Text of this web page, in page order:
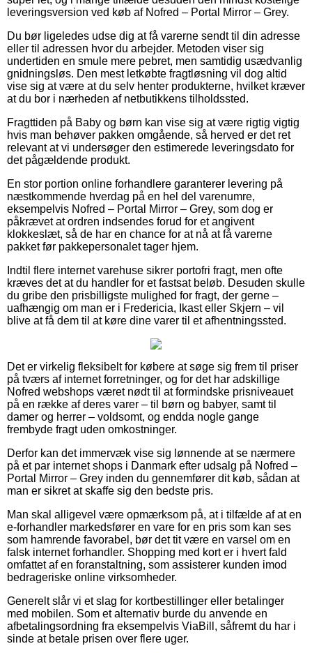
leveringsversion ved køb af Nofred – Portal Mirror – Grey.
Du bør ligeledes udse dig at få varerne sendt til din adresse
eller til adressen hvor du arbejder. Metoden viser sig
undertiden en smule mere pebret, men samtidig usædvanlig
gnidningsløs. Den mest letkøbte fragtløsning vil dog altid
vise sig at være at du selv henter produkterne, hvilket kræver
at du bor i nærheden af netbutikkens tilholdssted.
Fragttiden på Baby og børn kan vise sig at være rigtig vigtig
hvis man behøver pakken omgående, så herved er det ret
relevant at vi undersøger den estimerede leveringsdato for
det pågældende produkt.
En stor portion online forhandlere garanterer levering på
næstkommende hverdag på en hel del varenumre,
eksempelvis Nofred – Portal Mirror – Grey, som dog er
påkrævet at ordren indsendes forud for et angivent
klokkeslæt, så de har en chance for at nå at få varerne
pakket før pakkepersonalet tager hjem.
Indtil flere internet varehuse sikrer portofri fragt, men ofte
kræves det at du handler for et fastsat beløb. Desuden skulle
du gribe den prisbilligste mulighed for fragt, der gerne –
uafhængig om man er i Fredericia, Ikast eller Skjern – vil
blive at få dem til at køre dine varer til et afhentningssted.
Det er virkelig fleksibelt for købere at søge sig frem til priser
på tværs af internet forretninger, og for det har adskillige
Nofred webshops været nødt til at formindske prisniveauet
på en række af deres varer – til børn og babyer, samt til
damer og herrer – voldsomt, og endda nogle gange
frembyde fragt uden omkostninger.
Derfor kan det immervæk vise sig lønnende at se nærmere
på et par internet shops i Danmark efter udsalg på Nofred –
Portal Mirror – Grey inden du gennemfører dit køb, sådan at
man er sikret at skaffe sig den bedste pris.
Man skal alligevel være opmærksom på, at i tilfælde af at en
e-forhandler markedsfører en vare for en pris som kan ses
som hamrende favorabel, bør det tit være en varsel om en
falsk internet forhandler. Shopping med kort er i hvert fald
omfattet af en foranstaltning, som assisterer kunden imod
bedrageriske online virksomheder.
Generelt slår vi et slag for kortbestillinger eller betalinger
med mobilen. Som et alternativ burde du anvende en
afbetalingsordning fra eksempelvis ViaBill, såfremt du har i
sinde at betale prisen over flere uger.